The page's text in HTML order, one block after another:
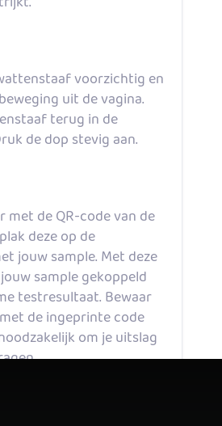
voorzichtig en
uit de vagina.
terug in de
de dop stevig aan.
met de QR-code van de
deze op de
jouw sample. Met deze
sample gekoppeld
testresultaat. Bewaar
de ingeprinte code
om je uitslag